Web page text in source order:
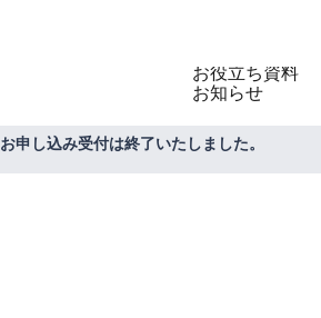
お役立ち資料
お知らせ
お申し込み受付は終了いたしました。